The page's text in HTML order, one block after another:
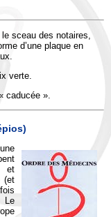
sceau des notaires,
d’une plaque en
verte.
caducée ».
et
(et
Le